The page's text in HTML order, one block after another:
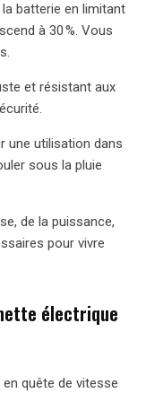
batterie en limitant
à 30 %. Vous
et résistant aux
une utilisation dans
sous la pluie
de la puissance,
pour vivre
électrique
quête de vitesse